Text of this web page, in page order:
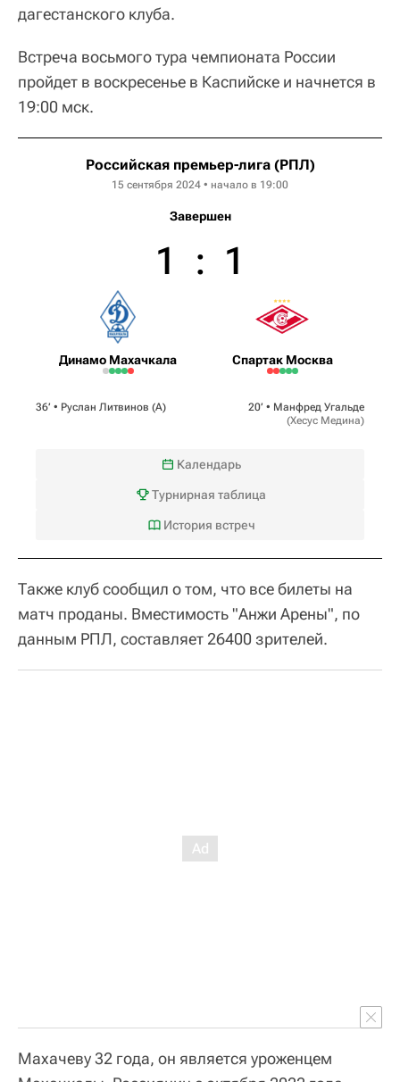
дагестанского клуба.
Встреча восьмого тура чемпионата России
пройдет в воскресенье в Каспийске и начнется в
19:00 мск.
Российская премьер-лига (РПЛ)
15 сентября 2024 • начало в 19:00
Завершен
Динамо Махачкала
1 : 1
Спартак Москва
36‎’‎ • Руслан Литвинов (А) 20‎’‎ • Манфред Угальде
(Хесус Медина)
Календарь
Турнирная таблица
История встреч
Также клуб сообщил о том, что все билеты на
матч проданы. Вместимость "Анжи Арены", по
данным РПЛ, составляет 26400 зрителей.
Махачеву 32 года, он является уроженцем